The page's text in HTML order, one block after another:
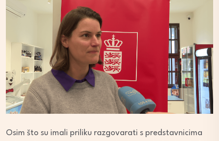
Osim što su imali priliku razgovarati s predstavnicima